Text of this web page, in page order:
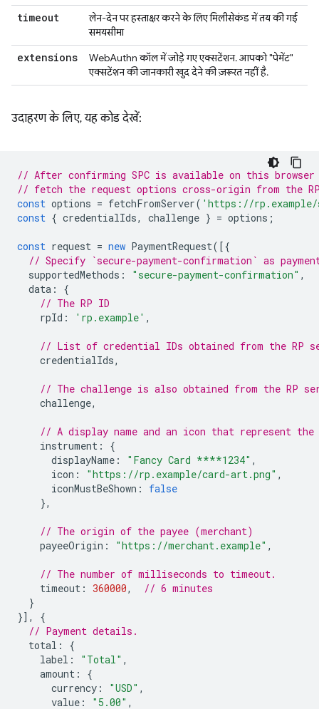
timeout
लेन-देन पर हस्ताक्षर करने के लिए मिलीसेकंड में तय की गई
समयसीमा
extensions
WebAuthn कॉल में जोड़े गए एक्सटेंशन. आपको "पेमेंट"
एक्सटेंशन की जानकारी खुद देने की ज़रूरत नहीं है.
उदाहरण के लिए, यह कोड देखें:
// After confirming SPC is available on this
// fetch the request options cross-origin from the
const options = fetchFromServer( 'https://rp.example/
const { credentialIds, challenge } = options ;
const request = new PaymentRequest([{
// Specify `secure-payment-confirmation` as
supportedMethods : "secure-payment-confirmation" ,
data :
{
// The RP ID
rpId : 'rp.example' ,
// List of credential IDs obtained from the RP
credentialIds,
// The challenge is also obtained from the RP
challenge,
// A display name and an icon that represent the
instrument :
{
displayName : "Fancy Card ****1234" ,
icon : "https://rp.example/card-art.png" ,
iconMustBeShown :
false
},
// The origin of the payee (merchant)
payeeOrigin : "https://merchant.example" ,
// The number of milliseconds to timeout.
timeout : 360000,
// 6 minutes
}
}],
{
// Payment details.
total :
{
label : "Total" ,
amount :
{
currency : "USD" ,
value : "5.00" ,